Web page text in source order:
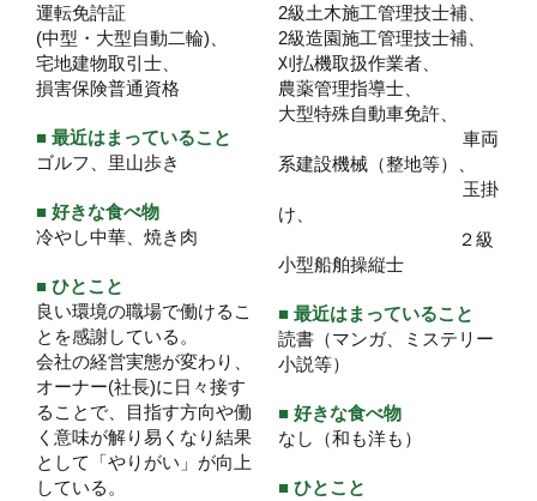
運転免許証
(中型・大型自動二輪)、
宅地建物取引士、
損害保険普通資格
■ 最近はまっていること
ゴルフ、里山歩き
■ 好きな食べ物
冷やし中華、焼き肉
■ ひとこと
良い環境の職場で働けるこ
とを感謝している。
会社の経営実態が変わり、
オーナー(社長)に日々接す
ることで、目指す方向や働
く意味が解り易くなり結果
として「やりがい」が向上
している。
2級土木施工管理技士補、
2級造園施工管理技士補、
刈払機取扱作業者、
農薬管理指導士、
大型特殊自動車免許、
車両
系建設機械（整地等）、
玉掛
け、
２級
小型船舶操縦士
■ 最近はまっていること
読書（マンガ、ミステリー
小説等）
■ 好きな食べ物
なし（和も洋も）
■ ひとこと